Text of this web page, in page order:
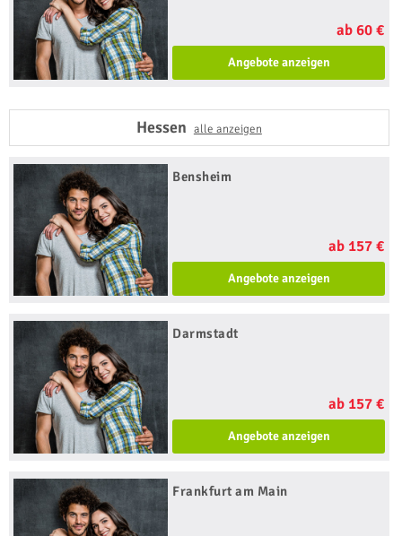
ab 60 €
Angebote anzeigen
Hessen alle anzeigen
Bensheim
ab 157 €
Angebote anzeigen
Darmstadt
ab 157 €
Angebote anzeigen
Frankfurt am Main